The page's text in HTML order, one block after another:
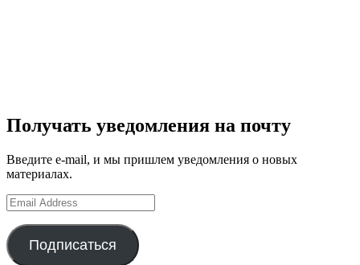
Получать уведомления на почту
Введите e-mail, и мы пришлем уведомления о новых
материалах.
Email
Address
Подписаться